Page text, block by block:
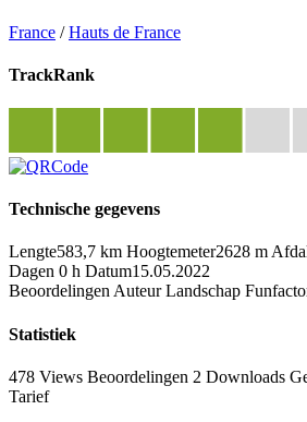
France /Hauts de France
TrackRank
Technische gegevens
Lengte583,7 km Hoogtemeter2628 m
Dagen 0 h Datum15.05.2022
Beoordelingen Auteur Landschap
Statistiek
478 Views Beoordelingen 2 Downloads
Tarief